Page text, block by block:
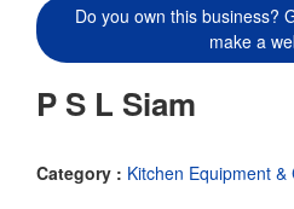
Do you own this business?
make a
P S L Siam
Category : Kitchen Equipment &